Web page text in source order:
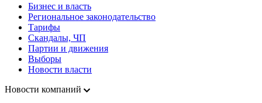
Бизнес и власть
Региональное законодательство
Тарифы
Скандалы, ЧП
Партии и движения
Выборы
Новости власти
Новости компаний